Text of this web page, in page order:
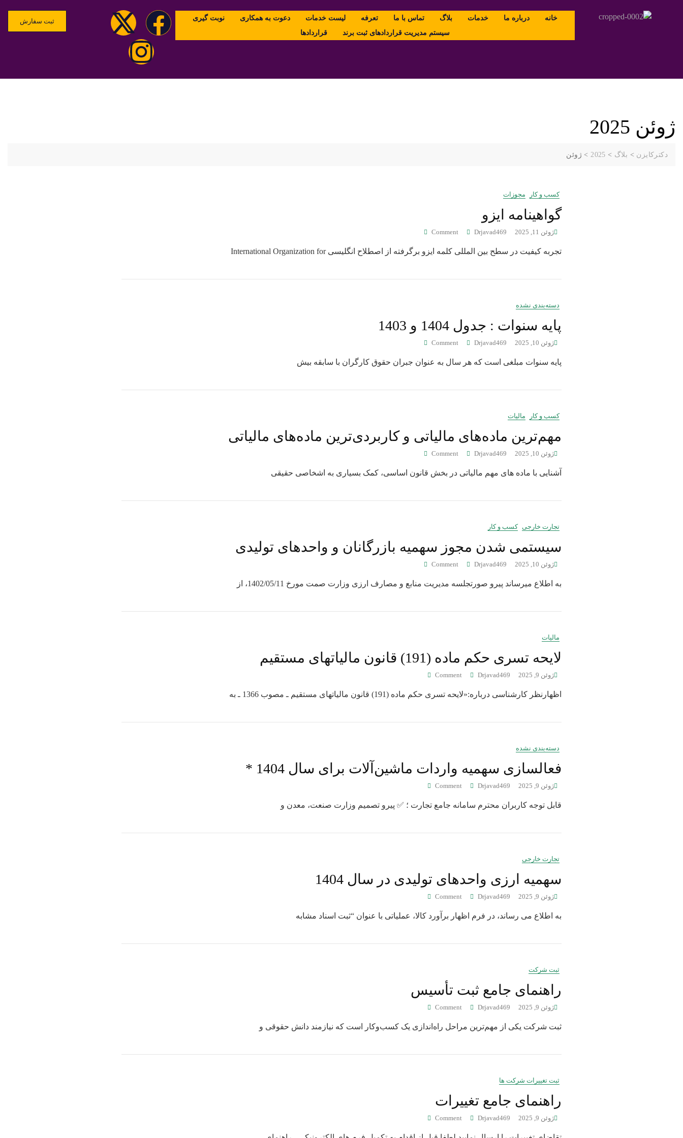
خانه درباره ما خدمات بلاگ تماس با ما تعرفه لیست خدمات دعوت به همکاری
نوبت گیری
سیستم مدیریت قراردادهای ثبت برند
قراردادها
ثبت سفارش
ژوئن 2025
دکترکایزن > بلاگ >
2025
> ژوئن
کسب و کار مجوزات
گواهینامه ایزو
ژوئن 11, 2025 Drjavad469
Comment
تجربه کیفیت در سطح بین المللی کلمه ایزو برگرفته از اصطلاح انگلیسی International Organization for
دسته‌بندی نشده
پایه سنوات : جدول 1404 و 1403
ژوئن 10, 2025 Drjavad469
Comment
پایه سنوات مبلغی است که هر سال به عنوان جبران حقوق کارگران با سابقه بیش
کسب و کار مالیات
مهم‌ترین ماده‌های مالیاتی و کاربردی‌ترین ماده‌های مالیاتی
ژوئن 10, 2025 Drjavad469
Comment
آشنایی با ماده های مهم مالیاتی در بخش قانون اساسی، کمک بسیاری به اشخاصی حقیقی
تجارت خارجی کسب و کار
سیستمی شدن مجوز سهمیه بازرگانان و واحدهای تولیدی
ژوئن 10, 2025 Drjavad469
Comment
به اطلاع میرساند پیرو صورتجلسه مدیریت منابع و مصارف ارزی وزارت صمت مورخ 1402/05/11، از
مالیات
لایحه تسری حکم ماده (191) قانون مالیاتهای مستقیم
ژوئن 9, 2025 Drjavad469
Comment
اظهارنظر کارشناسی درباره:«لایحه تسری حکم ماده (191) قانون مالیاتهای مستقیم ـ مصوب 1366 ـ به
دسته‌بندی نشده
فعالسازی سهمیه واردات ماشین‌آلات برای سال 1404 *
ژوئن 9, 2025 Drjavad469
Comment
قابل توجه کاربران محترم سامانه جامع تجارت ؛ ✅ پیرو تصمیم وزارت صنعت، معدن و
تجارت خارجی
سهمیه ارزی واحدهای تولیدی در سال 1404
ژوئن 9, 2025 Drjavad469
Comment
به اطلاع می رساند، در فرم اظهار برآورد کالا، عملیاتی با عنوان “ثبت اسناد مشابه
ثبت شرکت
راهنمای جامع ثبت تأسیس
ژوئن 9, 2025 Drjavad469
Comment
ثبت شرکت یکی از مهم‌ترین مراحل راه‌اندازی یک کسب‌وکار است که نیازمند دانش حقوقی و
ثبت تغییرات شرکت ها
راهنمای جامع تغییرات
ژوئن 9, 2025 Drjavad469
Comment